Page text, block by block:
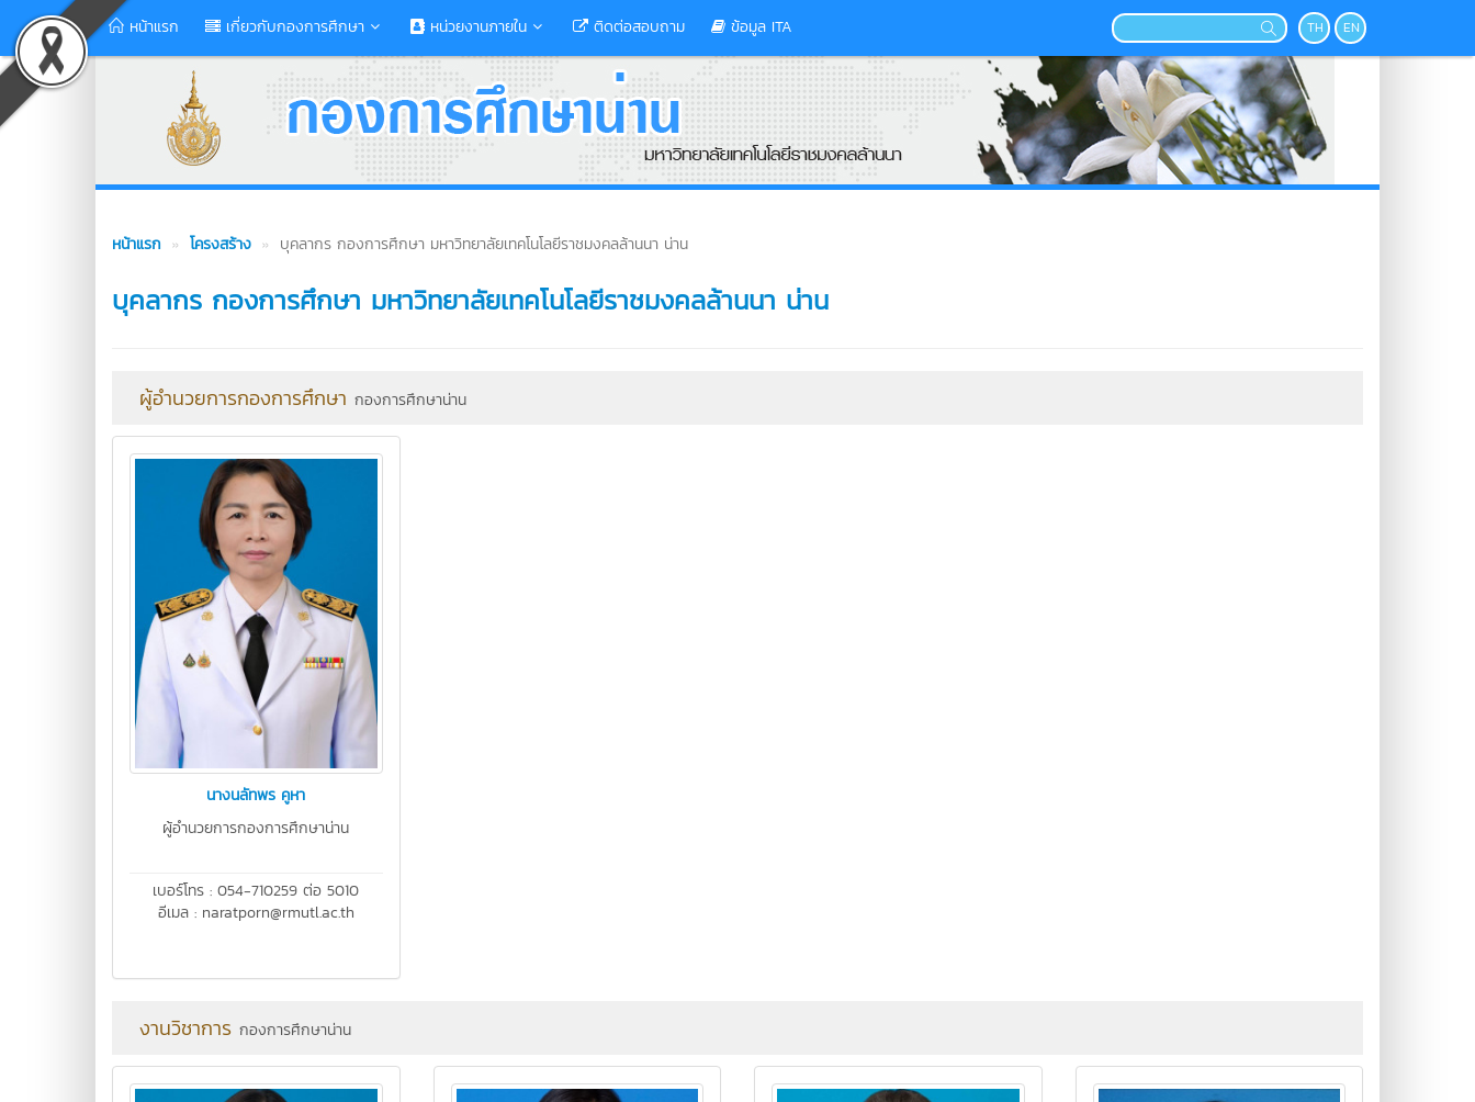
หน้าแรก เกี่ยวกับกองการศึกษา หน่วยงานภายใน ติดต่อสอบถาม ข้อมูล ITA TH EN
หน้าแรก โครงสร้าง บุคลากร กองการศึกษา มหาวิทยาลัยเทคโนโลยีราชมงคลล้านนา น่าน
บุคลากร กองการศึกษา มหาวิทยาลัยเทคโนโลยีราชมงคลล้านนา น่าน
ผู้อำนวยการกองการศึกษา กองการศึกษาน่าน
นางนลัทพร คูหา
ผู้อำนวยการกองการศึกษาน่าน
เบอร์โทร : 054-710259 ต่อ 5010
อีเมล : naratporn@rmutl.ac.th
งานวิชาการ กองการศึกษาน่าน